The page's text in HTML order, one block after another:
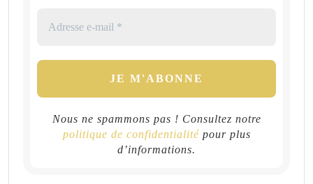
Nous ne spammons pas ! Consultez notre
politique de confidentialitépour plus
d’informations.